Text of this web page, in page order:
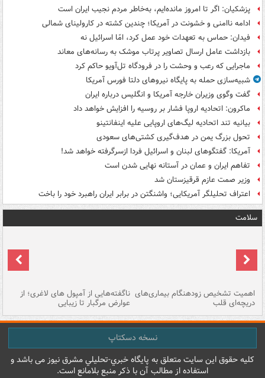
پزشکیان: اگر تا امروز مانده‌ایم، به‌خاطر مردم نجیب ایران است
ادامه ناامنی و خشونت در آمریکا؛ چندین کشته در کارولینای شمالی
فیدان: حماس به تعهدات خود عمل کرد، امّا اسرائیل نه
بازداشت عامل ارسال تصاویر پرتاب موشک به رسانه‌های معاند
ماجرایی که رعب و وحشت را در فرودگاه تل‌آویو حاکم کرد
شبیه‌سازی حمله به پایگاه نیروهای دلتا فورس آمریکا
گفت وگوی وزیران خارجه آمریکا و انگلیس درباره ایران
ماکرون: اتحادیه اروپا فشار بر روسیه را افزایش خواهد داد
بیانیه تند اتحادیه لیگ‌های اروپایی علیه اینفانتینو
تحول بزرگ یمن در هدف‌گیری کشتی‌های سعودی
آمریکا: گفتگوهای لبنان و اسرائیل فردا ازسرگرفته خواهد شد!
تفاهم ایران و عمان در آستانه نهایی شدن است
وزیر صمت عازم قرقیزستان شد
اعتراف تحلیلگر آمریکایی؛ واشنگتن در برابر ایران راهبرد خود را باخت
سلامت
اهمیت تشخیص زودهنگام بیماری‌های
دریچه‌ای قلب
ناگفته‌هایی از آمپول های لاغری؛ از
عوارض مرگبار تا زیبایی
نسخه دسکتاپ
کليه حقوق اين سايت متعلق به پایگاه خبري-تحليلي مشرق نيوز می باشد و
استفاده از مطالب آن با ذکر منبع بلامانع است.